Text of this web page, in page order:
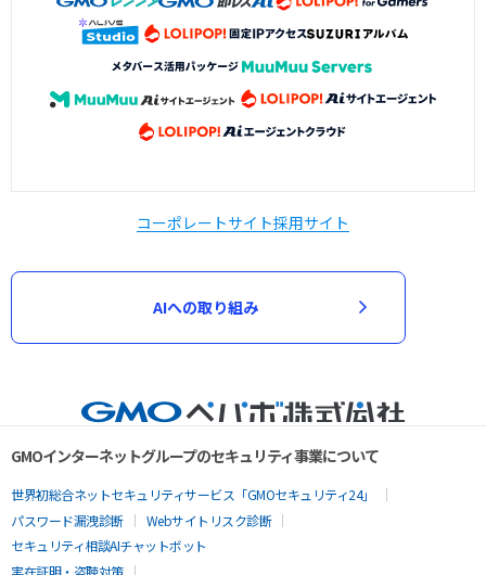
コーポレートサイト採用サイト
AIへの取り組み
GMOインターネットグループのセキュリティ事業について
世界初総合ネットセキュリティサービス「GMOセキュリティ24」
パスワード漏洩診断
Webサイトリスク診断
セキュリティ相談AIチャットボット
実在証明・盗聴対策